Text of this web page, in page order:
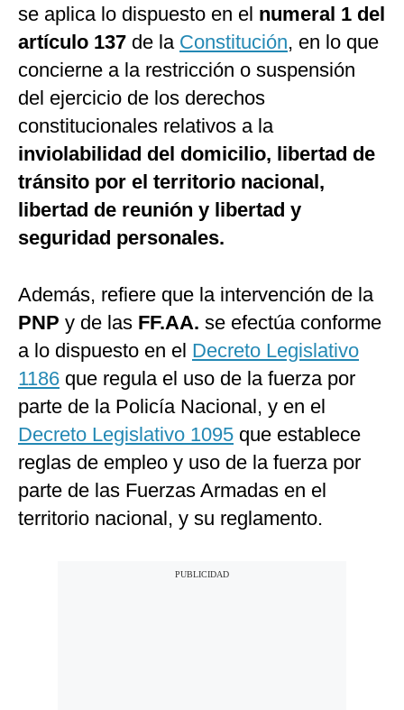
se aplica lo dispuesto en el numeral 1 del
artículo 137 de la Constitución, en lo que
concierne a la restricción o suspensión
del ejercicio de los derechos
constitucionales relativos a la
inviolabilidad del domicilio, libertad de
tránsito por el territorio nacional,
libertad de reunión y libertad y
seguridad personales.
Además, refiere que la intervención de la
PNP y de las FF.AA. se efectúa conforme
a lo dispuesto en el Decreto Legislativo
1186 que regula el uso de la fuerza por
parte de la Policía Nacional, y en el
Decreto Legislativo 1095 que establece
reglas de empleo y uso de la fuerza por
parte de las Fuerzas Armadas en el
territorio nacional, y su reglamento.